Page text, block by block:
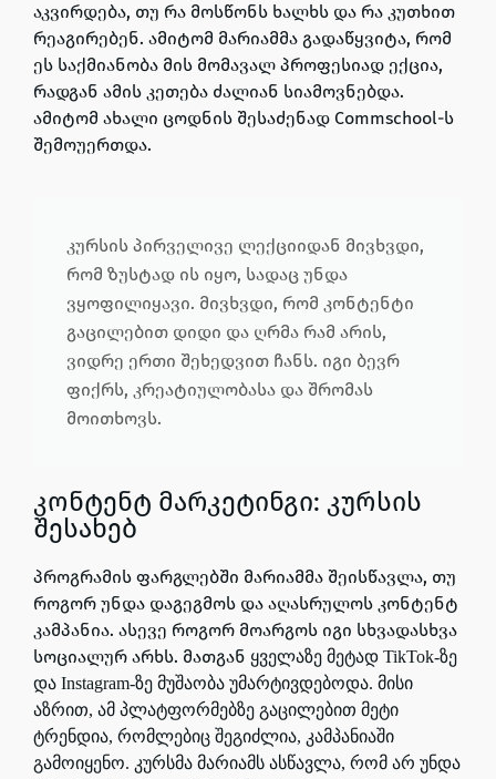
აკვირდება, თუ რა მოსწონს ხალხს და რა კუთხით
რეაგირებენ. ამიტომ მარიამმა გადაწყვიტა, რომ
ეს საქმიანობა მის მომავალ პროფესიად ექცია,
რადგან ამის კეთება ძალიან სიამოვნებდა.
ამიტომ ახალი ცოდნის შესაძენად Commschool-ს
შემოუერთდა.
კურსის პირველივე ლექციიდან მივხვდი,
რომ ზუსტად ის იყო, სადაც უნდა
ვყოფილიყავი. მივხვდი, რომ კონტენტი
გაცილებით დიდი და ღრმა რამ არის,
ვიდრე ერთი შეხედვით ჩანს. იგი ბევრ
ფიქრს, კრეატიულობასა და შრომას
მოითხოვს.
კონტენტ მარკეტინგი: კურსის
შესახებ
პროგრამის ფარგლებში მარიამმა შეისწავლა, თუ
როგორ უნდა დაგეგმოს და აღასრულოს კონტენტ
კამპანია. ასევე როგორ მოარგოს იგი სხვადასხვა
სოციალურ არხს. მათგან ყველაზე მეტად TikTok-ზე
და Instagram-ზე მუშაობა უმარტივდებოდა. მისი
აზრით, ამ პლატფორმებზე გაცილებით მეტი
ტრენდია, რომლებიც შეგიძლია, კამპანიაში
გამოიყენო. კურსმა მარიამს ასწავლა, რომ არ უნდა